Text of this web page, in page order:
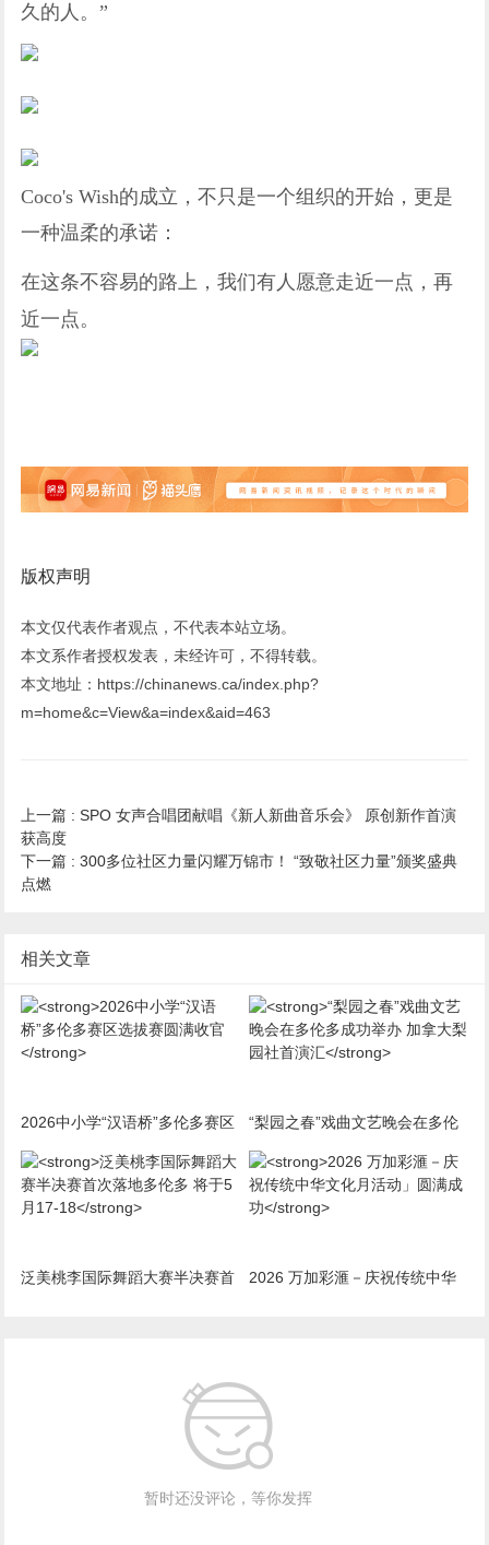
久的人。”
Coco's Wish的成立，不只是一个组织的开始，更是
一种温柔的承诺：
在这条不容易的路上，我们有人愿意走近一点，再
近一点。
版权声明
本文仅代表作者观点，不代表本站立场。
本文系作者授权发表，未经许可，不得转载。
本文地址：https://chinanews.ca/index.php?
m=home&c=View&a=index&aid=463
上一篇 : SPO 女声合唱团献唱《新人新曲音乐会》 原创新作首演
获高度
下一篇 : 300多位社区力量闪耀万锦市！ “致敬社区力量”颁奖盛典
点燃
相关文章
2026中小学“汉语桥”多伦多赛区
选拔赛圆满收官
“梨园之春”戏曲文艺晚会在多伦
多成功举办 加拿大梨园社首演汇
泛美桃李国际舞蹈大赛半决赛首
2026 万加彩滙－庆祝传统中华
暂时还没评论，等你发挥